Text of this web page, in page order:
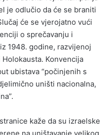
je odlučio da će se braniti
će se vjerojatno vući
o sprečavanju i
1948. godine, razvijenoj
Konvencija
ubistava “počinjenih s
uništi nacionalna,
kaže da su izraelske
na uništavanje velikog